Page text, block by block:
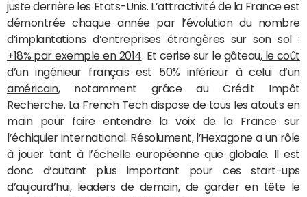
juste derrière les Etats-Unis. L’attractivité de la France est
démontrée chaque année par l’évolution du nombre
d’implantations d’entreprises étrangères sur son sol :
+18% par exemple en 2014 . Et cerise sur le gâteau,le coût
d’un ingénieur français est 50% inférieur à celui d’un
américain, notamment grâce au Crédit Impôt
Recherche. La French Tech dispose de tous les atouts en
main pour faire entendre la voix de la France sur
l’échiquier international. Résolument, l’Hexagone a un rôle
à jouer tant à l’échelle européenne que globale. Il est
donc d’autant plus important pour ces start-ups
d’aujourd’hui, leaders de demain, de garder en tête le